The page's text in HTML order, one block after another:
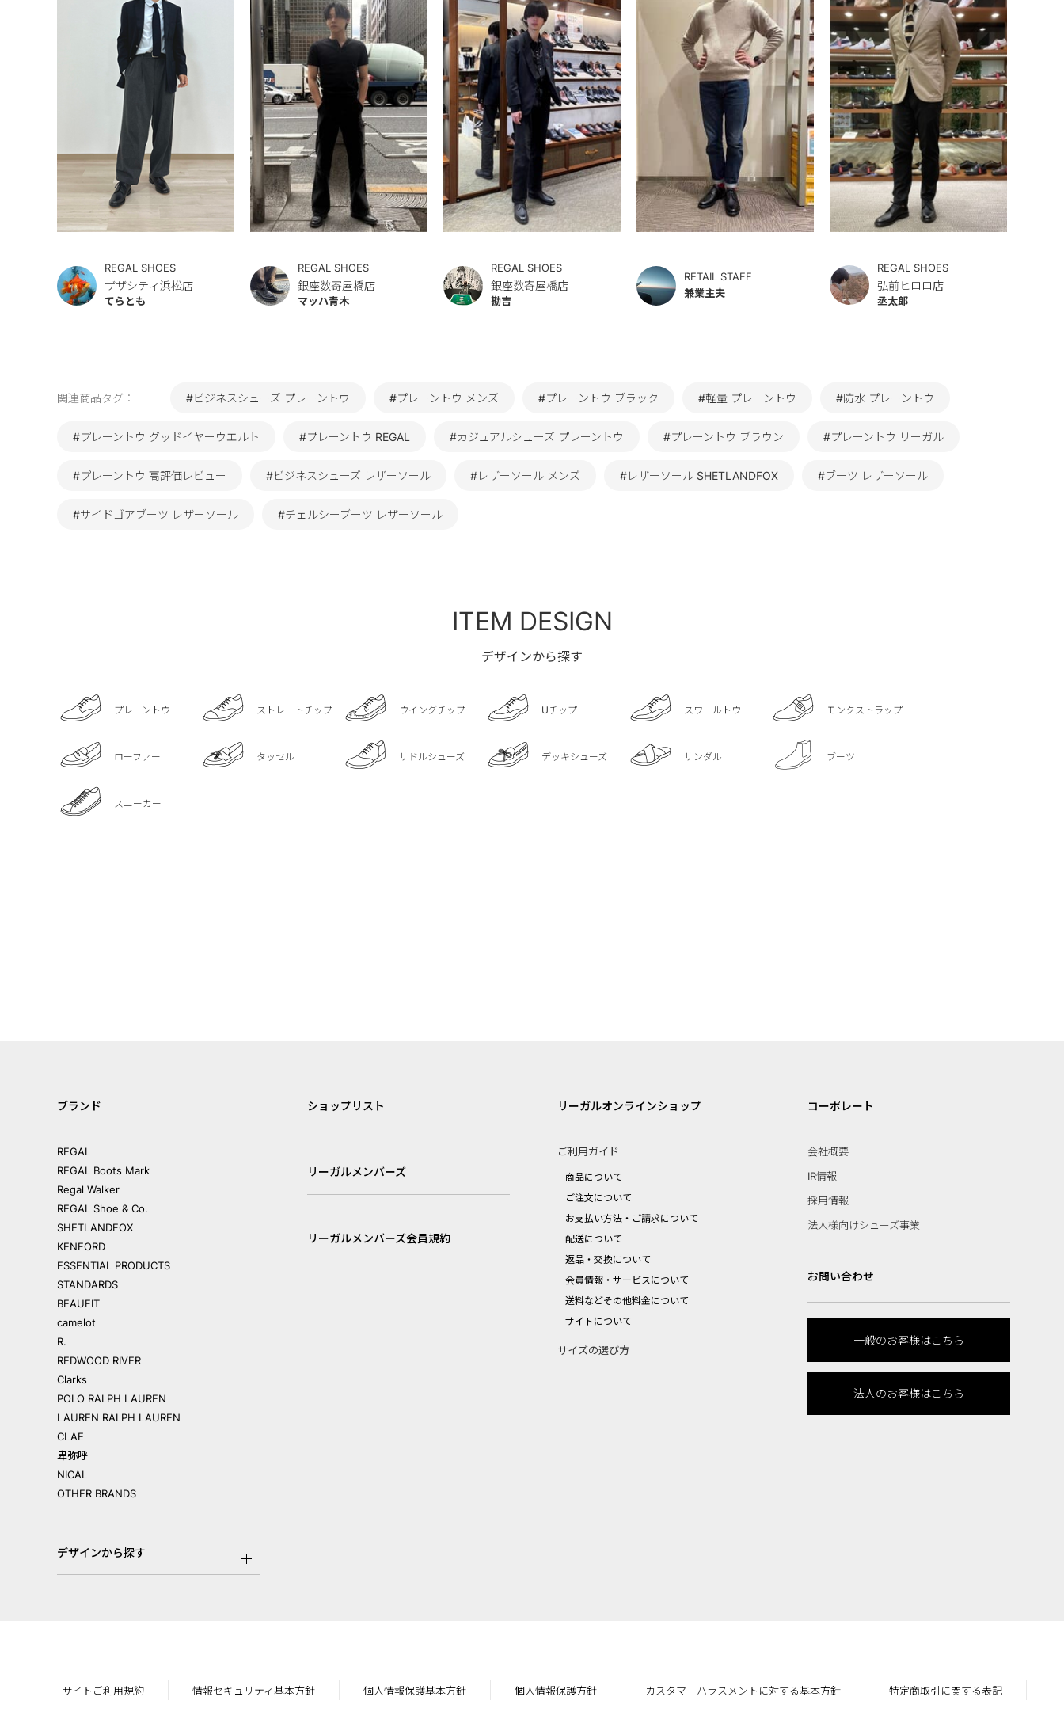
REGAL SHOES
ザザシティ浜松店
てらとも
REGAL SHOES
銀座数寄屋橋店
マッハ青木
REGAL SHOES
銀座数寄屋橋店
勘吉
RETAIL STAFF
兼業主夫
REGAL SHOES
弘前ヒロロ店
丞太郎
関連商品タグ： #ビジネスシューズ プレーントウ #プレーントウ メンズ #プレーントウ ブラック #軽量 プレーントウ #防水 プレーントウ
#プレーントウ グッドイヤーウエルト #プレーントウ REGAL #カジュアルシューズ プレーントウ #プレーントウ ブラウン #プレーントウ リーガル
#プレーントウ 高評価レビュー #ビジネスシューズ レザーソール #レザーソール メンズ #レザーソール SHETLANDFOX #ブーツ レザーソール
#サイドゴアブーツ レザーソール #チェルシーブーツ レザーソール
ITEM DESIGN
デザインから探す
プレーントウ ストレートチップ ウイングチップ Uチップ スワールトウ モンクストラップ
ローファー タッセル サドルシューズ デッキシューズ サンダル ブーツ
スニーカー
ブランド
REGAL
REGAL Boots Mark
Regal Walker
REGAL Shoe & Co.
SHETLANDFOX
KENFORD
ESSENTIAL PRODUCTS
STANDARDS
BEAUFIT
camelot
R.
REDWOOD RIVER
Clarks
POLO RALPH LAUREN
LAUREN RALPH LAUREN
CLAE
卑弥呼
NICAL
OTHER BRANDS
デザインから探す
ショップリスト
リーガルメンバーズ
リーガルメンバーズ会員規約
リーガルオンラインショップ
ご利用ガイド
商品について
ご注文について
お支払い方法・ご請求について
配送について
返品・交換について
会員情報・サービスについて
送料などその他料金について
サイトについて
サイズの選び方
コーポレート
会社概要
IR情報
採用情報
法人様向けシューズ事業
お問い合わせ
一般のお客様はこちら
法人のお客様はこちら
サイトご利用規約 情報セキュリティ基本方針 個人情報保護基本方針 個人情報保護方針 カスタマーハラスメントに対する基本方針 特定商取引に関する表記